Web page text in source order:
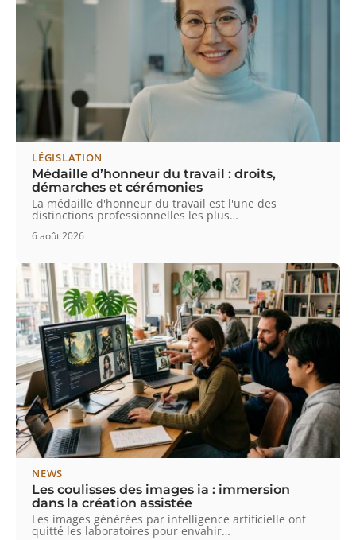
LÉGISLATION
Médaille d’honneur du travail : droits,
démarches et cérémonies
La médaille d'honneur du travail est l'une des
distinctions professionnelles les plus…
6 août 2026
NEWS
Les coulisses des images ia : immersion
dans la création assistée
Les images générées par intelligence artificielle ont
quitté les laboratoires pour envahir…